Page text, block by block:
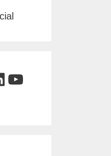
YouTube